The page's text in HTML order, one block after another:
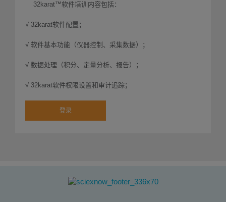
32karat™软件培训内容包括：
√ 32karat软件配置；
√ 软件基本功能（仪器控制、采集数据）；
√ 数据处理（积分、定量分析、报告）；
√ 32karat软件权限设置和审计追踪；
登录